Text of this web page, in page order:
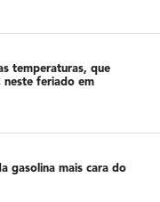
temperaturas, que
neste feriado em
gasolina mais cara do